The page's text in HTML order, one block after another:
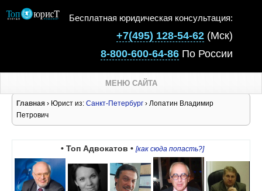
Бесплатная юридическая консультация:
+7(495) 128-54-62 (Мск)
8-800-600-64-86 По России
МЕНЮ САЙТА
Главная › Юрист из: Санкт-Петербург › Лопатин Владимир
Петрович
• Топ Адвокатов • [как сюда попасть?]